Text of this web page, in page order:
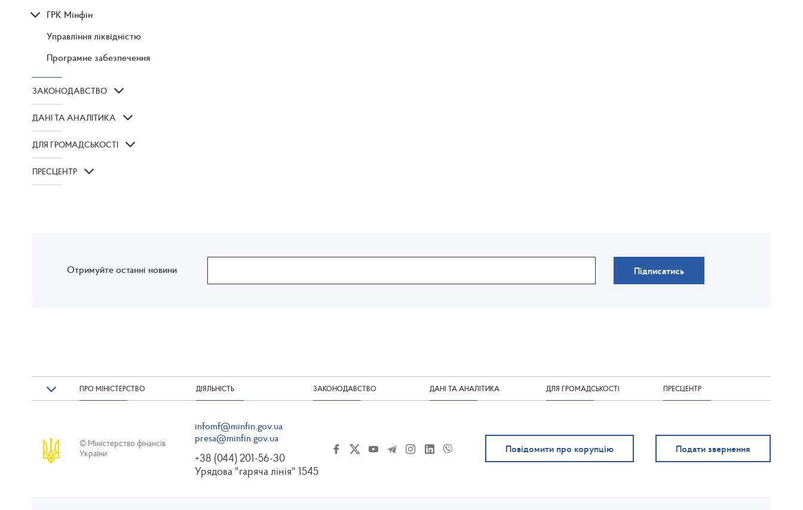
ГРК Мінфін
Управління ліквідністю
Програмне забезпечення
ЗАКОНОДАВСТВО
ДАНІ ТА АНАЛІТИКА
ДЛЯ ГРОМАДСЬКОСТІ
ПРЕСЦЕНТР
Отримуйте останні новини Підписатись
ПРО МІНІСТЕРСТВО ДІЯЛЬНІСТЬ ЗАКОНОДАВСТВО ДАНІ ТА АНАЛІТИКА ДЛЯ ГРОМАДСЬКОСТІ ПРЕСЦЕНТР
© Міністерство фінансів
України
infomf@minfin.gov.ua
presa@minfin.gov.ua
+38 (044) 201-56-30
Урядова "гаряча лінія" 1545
Повідомити про корупцію Подати звернення